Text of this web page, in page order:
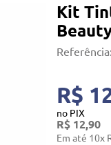
Kit
Referência:
R$
no PIX
R$ 12,90
Em até 10x